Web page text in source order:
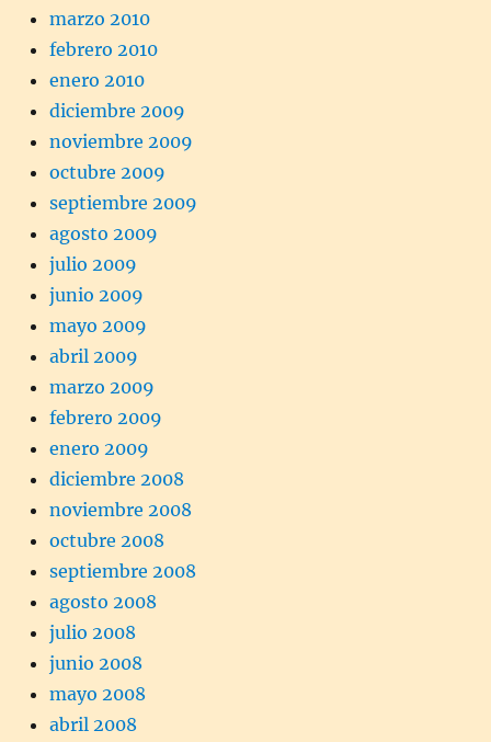
marzo 2010
febrero 2010
enero 2010
diciembre 2009
noviembre 2009
octubre 2009
septiembre 2009
agosto 2009
julio 2009
junio 2009
mayo 2009
abril 2009
marzo 2009
febrero 2009
enero 2009
diciembre 2008
noviembre 2008
octubre 2008
septiembre 2008
agosto 2008
julio 2008
junio 2008
mayo 2008
abril 2008